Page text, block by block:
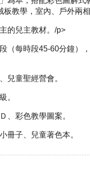
板教學，室內、戶外兩
的兒主教材。/p>
（每時段45-60分鐘）
兒童聖經營會。
。
、彩色教學圖案。
冊子、兒童著色本。